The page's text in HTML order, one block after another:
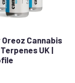
Cannabis
UK |